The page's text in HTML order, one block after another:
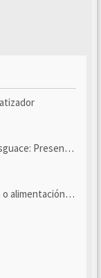
y seguimiento
eléctri...